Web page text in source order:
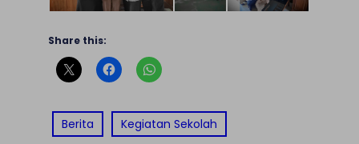
Share this:
Berita Kegiatan Sekolah